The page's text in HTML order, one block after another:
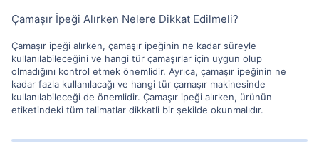
Çamaşır İpeği Alırken Nelere Dikkat Edilmeli?
Çamaşır ipeği alırken, çamaşır ipeğinin ne kadar süreyle
kullanılabileceğini ve hangi tür çamaşırlar için uygun olup
olmadığını kontrol etmek önemlidir. Ayrıca, çamaşır ipeğinin ne
kadar fazla kullanılacağı ve hangi tür çamaşır makinesinde
kullanılabileceği de önemlidir. Çamaşır ipeği alırken, ürünün
etiketindeki tüm talimatlar dikkatli bir şekilde okunmalıdır.